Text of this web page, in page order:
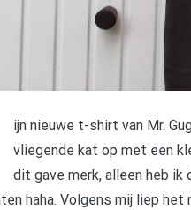
ijn nieuwe t-shirt van Mr.
vliegende kat op met een
dit gave merk, alleen heb
haha. Volgens mij liep